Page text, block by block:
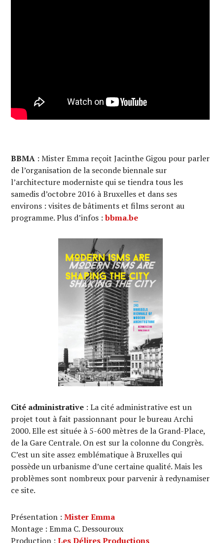
BBMA : Mister Emma reçoit Jacinthe Gigou pour parler
de l’organisation de la seconde biennale sur
l’architecture moderniste qui se tiendra tous les
samedis d’octobre 2016 à Bruxelles et dans ses
environs : visites de bâtiments et films seront au
programme. Plus d’infos :bbma.be
Cité administrative : La cité administrative est un
projet tout à fait passionnant pour le bureau Archi
2000. Elle est située à 5-600 mètres de la Grand-Place,
de la Gare Centrale. On est sur la colonne du Congrès.
C’est un site assez emblématique à Bruxelles qui
possède un urbanisme d’une certaine qualité. Mais les
problèmes sont nombreux pour parvenir à redynamiser
ce site.
Présentation :Mister Emma
Montage : Emma C. Dessouroux
Production :Les Délires Productions